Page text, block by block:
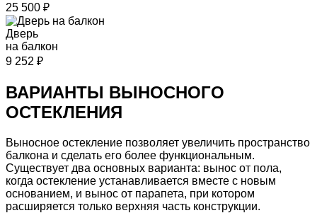
25 500 ₽
Дверь
на балкон
9 252 ₽
ВАРИАНТЫ ВЫНОСНОГО
ОСТЕКЛЕНИЯ
Выносное остекление позволяет увеличить пространство
балкона и сделать его более функциональным.
Существует два основных варианта: вынос от пола,
когда остекление устанавливается вместе с новым
основанием, и вынос от парапета, при котором
расширяется только верхняя часть конструкции.